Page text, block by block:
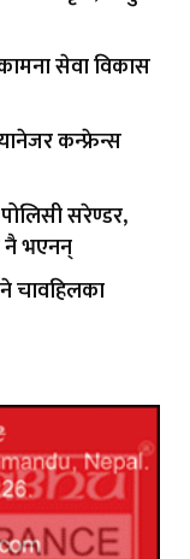
सेवा विकास
कन्फ्रेन्स
सरेण्डर,
नै भएनन्
चावहिलका